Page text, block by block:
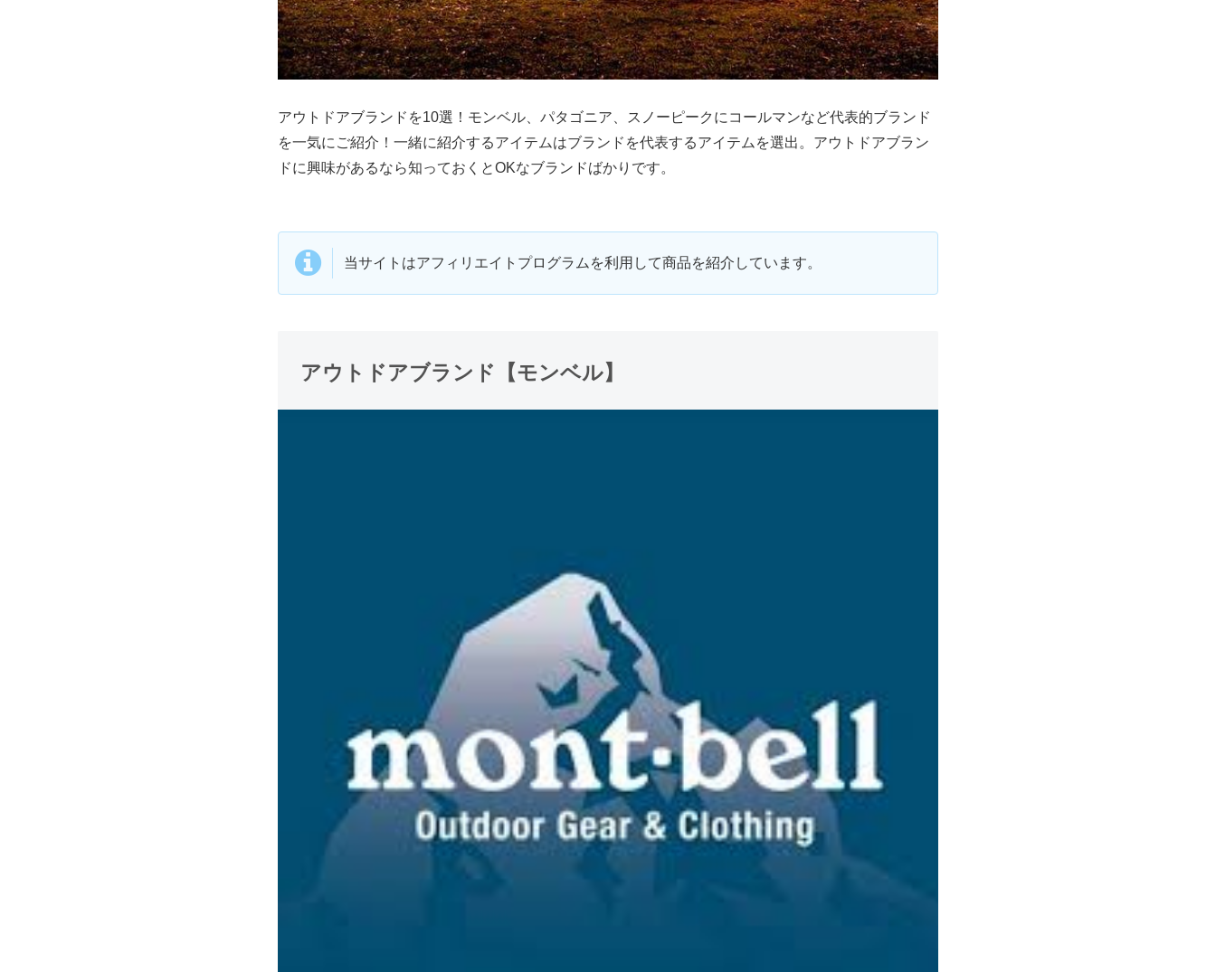
アウトドアブランドを10選！モンベル、パタゴニア、スノーピークにコールマンなど代表的ブランド
を一気にご紹介！一緒に紹介するアイテムはブランドを代表するアイテムを選出。アウトドアブラン
ドに興味があるなら知っておくとOKなブランドばかりです。
当サイトはアフィリエイトプログラムを利用して商品を紹介しています。
アウトドアブランド【モンベル】